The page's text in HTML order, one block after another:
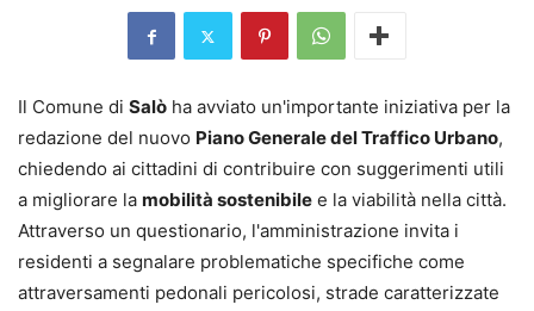
Il Comune di Salò ha avviato un'importante iniziativa per la
redazione del nuovo Piano Generale del Traffico Urbano,
chiedendo ai cittadini di contribuire con suggerimenti utili
a migliorare la mobilità sostenibile e la viabilità nella città.
Attraverso un questionario, l'amministrazione invita i
residenti a segnalare problematiche specifiche come
attraversamenti pedonali pericolosi, strade caratterizzate